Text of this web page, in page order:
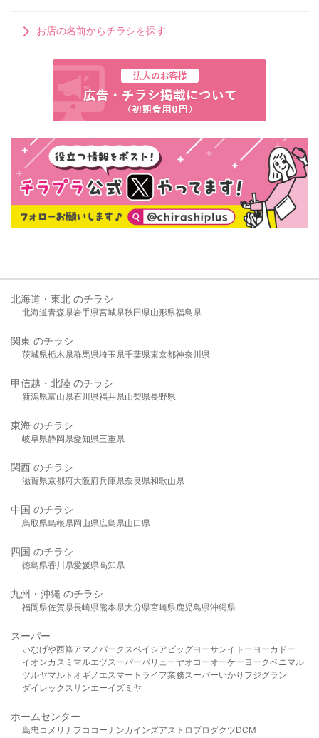
お店の名前からチラシを探す
北海道・東北 のチラシ
北海道青森県岩手県宮城県秋田県山形県福島県
関東 のチラシ
茨城県栃木県群馬県埼玉県千葉県東京都神奈川県
甲信越・北陸 のチラシ
新潟県富山県石川県福井県山梨県長野県
東海 のチラシ
岐阜県静岡県愛知県三重県
関西 のチラシ
滋賀県京都府大阪府兵庫県奈良県和歌山県
中国 のチラシ
鳥取県島根県岡山県広島県山口県
四国 のチラシ
徳島県香川県愛媛県高知県
九州・沖縄 のチラシ
福岡県佐賀県長崎県熊本県大分県宮崎県鹿児島県沖縄県
スーパー
いなげや西條アマノパークスベイシア ビッグヨーサンイトーヨーカドー
イオンカスミ マルエツスーパーバリューヤオコーオーケー ヨークベニマル
ツルヤマルト オギノ エスマート ライフ業務スーパーいかり フジグラン
ダイレックスサンエーイズミヤ
ホームセンター
島忠 コメリ ナフコ コーナンカインズアストロプロダクツDCM